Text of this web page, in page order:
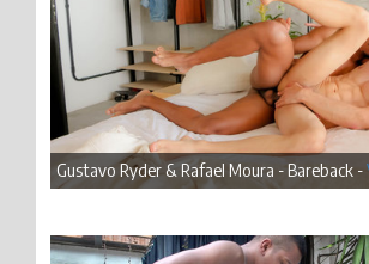
Gustavo Ryder & Rafael Moura - Bareback -